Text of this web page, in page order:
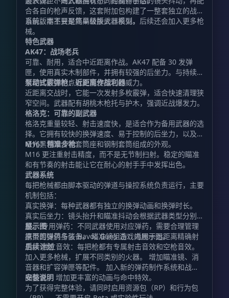
合各自的枪声反馈，这套附加包构建了一整套独立的战斗
系统，而不只是简单替换武器模型。
当前版本主要聚焦高级版火器系列，后续还会加入更多枪
械。
特色武器
AK47：战场老兵
可靠、耐用，适合中近距离作战。AK47 配备 30 发弹
匣，使用真实木制部件，并拥有较强的后坐力。与持续扫
射相比，控制点射更能发挥它的威力。
泵动式霰弹枪：近距离作战利器
近距离交战时，它能一次发射多枚霰弹，适合快速清理狭
窄空间。武器配有胡桃木枪托与护木，强调近战爆发力。
格洛克：可靠的副武器
格洛克重量较轻、射击速度快，是适合作为备用武器的选
择。它拥有较快的换弹速度、易于控制的后坐力，以及由
哑光黑色聚合物套筒座和钢制套筒组成的外观。
M16：精准步枪
M16 更注重射击精度，而不是无节制扫射。稳定的瞄准
和有节奏的射击能让它在耐心的射手手中发挥出色。
武器系统
每把枪械都由脚本驱动的弹道与操控系统负责运行，主要
机制包括：
真实换弹：每种武器都有独立的换弹动画和换弹时长。
真实后坐力：镜头抬升和瞄准抖动会根据武器类型分别调
整。 专用弹药：不同武器使用对应弹药，需要合理管理
携带的弹药与装备。 瞄准镜狙击：适用于远距离精确射
击。 独立音效：每把枪都有专属射击音效和空枪音效。
展示图
原页面提供多张 Havoc Guns 游戏内展示图。
后续计划
加入更多枪械，扩展不同类别的火器。 增加瞄准镜、消
音器和扩容弹匣等配件。 加入新的弹药制作系统和战利
品整合。 增加更丰富的动画与命中特效。
安装说明
为了获得完整体验，请同时启用资源包（RP）和行为包